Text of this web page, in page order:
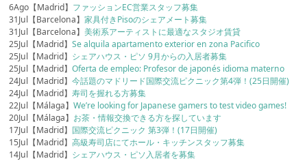
6Ago【Madrid】 ファッションEC営業スタッフ募集
31Jul【Barcelona】家具付きPisoのシェアメート募集
31Jul【Barcelona】美術系アーティストに最適なスタジオ賃貸
25Jul【Madrid】Se alquila apartamento exterior en zona Pacifico
25Jul【Madrid】 シェアハウス・ピソ 9月からの入居者募集
25Jul【Madrid】Oferta de empleo: Profesor de japonés idioma materno
24Jul【Madrid】今話題のマドリード国際交流ピクニック第4弾！(25日開催)
24Jul【Madrid】寿司を握れる方募集
22Jul【Málaga】We’re looking for Japanese gamers to test video games!
20Jul【Málaga】 お茶・情報交換できる方を探しています
17Jul【Madrid】 国際交流ピクニック 第3弾！(17日開催)
15Jul【Madrid】高級寿司店にてホール・キッチンスタッフ募集
14Jul【Madrid】 シェアハウス・ピソ入居者を募集